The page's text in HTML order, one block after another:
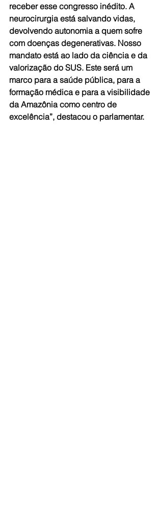
receber esse congresso inédito. A
neurocirurgia está salvando vidas,
devolvendo autonomia a quem sofre
com doenças degenerativas. Nosso
mandato está ao lado da ciência e da
valorização do SUS. Este será um
marco para a saúde pública, para a
formação médica e para a visibilidade
da Amazônia como centro de
excelência”, destacou o parlamentar.